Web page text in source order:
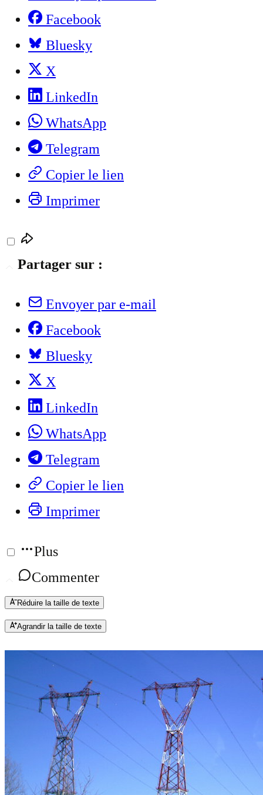
Facebook
Bluesky
X
LinkedIn
WhatsApp
Telegram
Copier le lien
Imprimer
Partager sur :
Envoyer par e-mail
Facebook
Bluesky
X
LinkedIn
WhatsApp
Telegram
Copier le lien
Imprimer
Plus
Commenter
Réduire la taille de texte
Agrandir la taille de texte